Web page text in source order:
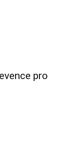
pro